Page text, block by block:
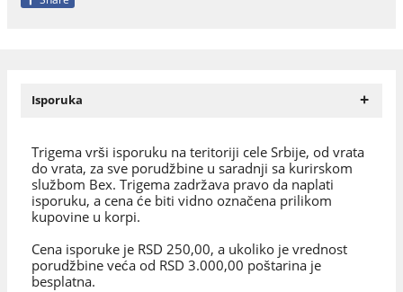
Isporuka +
Trigema vrši isporuku na teritoriji cele Srbije, od vrata
do vrata, za sve porudžbine u saradnji sa kurirskom
službom Bex. Trigema zadržava pravo da naplati
isporuku, a cena će biti vidno označena prilikom
kupovine u korpi.
Cena isporuke je RSD 250,00, a ukoliko je vrednost
porudžbine veća od RSD 3.000,00 poštarina je
besplatna.